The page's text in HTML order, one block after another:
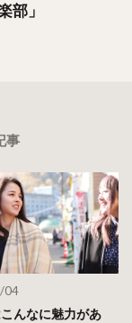
部」
事
04
んなに魅力があ